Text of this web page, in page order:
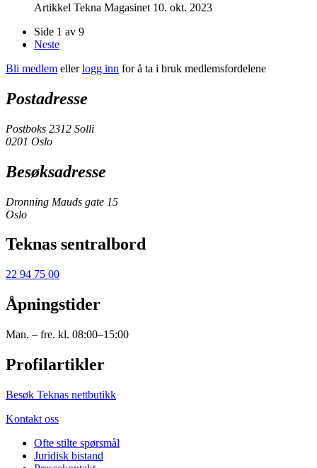
Artikkel Tekna Magasinet 10. okt. 2023
Side 1 av 9
Neste
Bli medlem ellerlogg inn for å ta i bruk medlemsfordelene
Postadresse
Postboks 2312 Solli
0201 Oslo
Besøksadresse
Dronning Mauds gate 15
Oslo
Teknas sentralbord
22 94 75 00
Åpningstider
Man. – fre. kl. 08:00–15:00
Profilartikler
Besøk Teknas nettbutikk
Kontakt oss
Ofte stilte spørsmål
Juridisk bistand